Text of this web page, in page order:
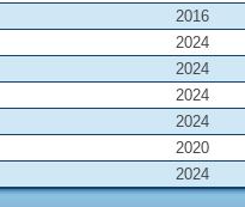
2016
2024
2024
2024
2024
2020
2024